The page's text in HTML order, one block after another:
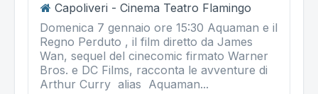
Capoliveri - Cinema Teatro Flamingo
Domenica 7 gennaio ore 15:30 Aquaman e il
Regno Perduto , il film diretto da James
Wan, sequel del cinecomic firmato Warner
Bros. e DC Films, racconta le avventure di
Arthur Curry alias Aquaman...